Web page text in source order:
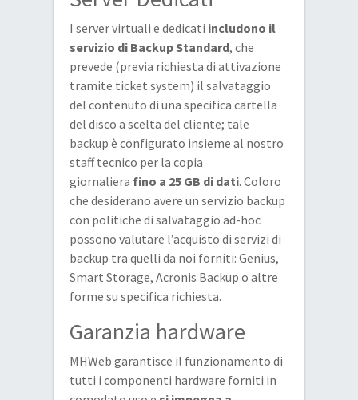
I server virtuali e dedicati includono il
servizio di Backup Standard, che
prevede (previa richiesta di attivazione
tramite ticket system) il salvataggio
del contenuto di una specifica cartella
del disco a scelta del cliente; tale
backup è configurato insieme al nostro
staff tecnico per la copia
giornaliera fino a 25 GB di dati. Coloro
che desiderano avere un servizio backup
con politiche di salvataggio ad-hoc
possono valutare l’acquisto di servizi di
backup tra quelli da noi forniti: Genius,
Smart Storage, Acronis Backup o altre
forme su specifica richiesta.
Garanzia hardware
MHWeb garantisce il funzionamento di
tutti i componenti hardware forniti in